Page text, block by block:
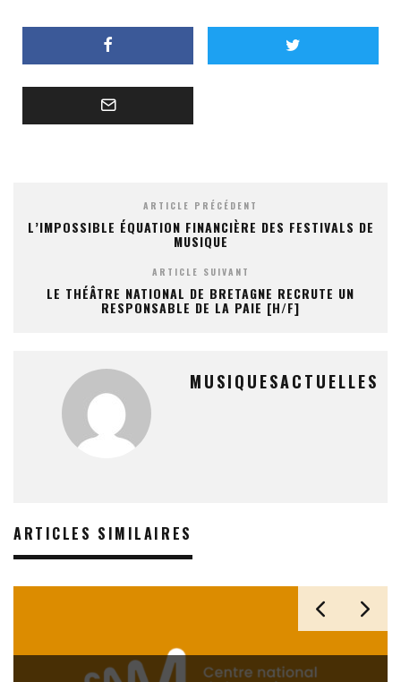
ARTICLE PRÉCÉDENT
L’IMPOSSIBLE ÉQUATION FINANCIÈRE DES FESTIVALS DE
MUSIQUE
ARTICLE SUIVANT
LE THÉÂTRE NATIONAL DE BRETAGNE RECRUTE UN
RESPONSABLE DE LA PAIE [H/F]
MUSIQUESACTUELLES
ARTICLES SIMILAIRES